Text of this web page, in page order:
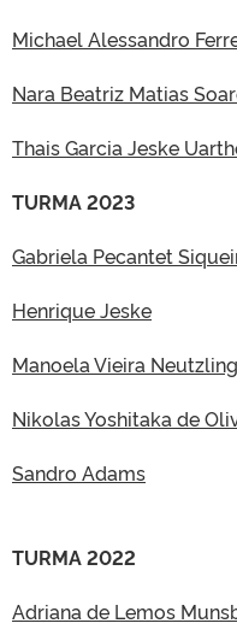
Michael Alessandro
Nara Beatriz Matias
Thais Garcia Jeske
TURMA 2023
Gabriela Pecantet
Henrique Jeske
Manoela Vieira Neutzling
Nikolas Yoshitaka de
Sandro Adams
TURMA 2022
Adriana de Lemos